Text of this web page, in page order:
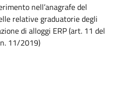
nell’anagrafe del
relative graduatorie degli
di alloggi ERP (art. 11 del
11/2019)